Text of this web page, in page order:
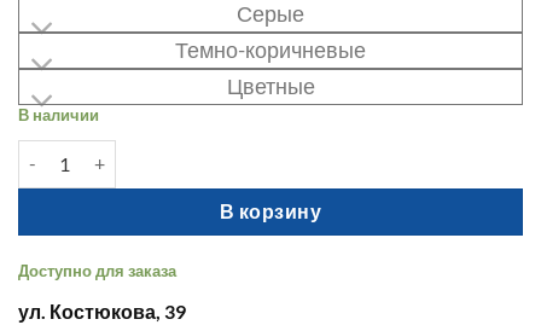
Серые
Темно-коричневые
Цветные
В наличии
В корзину
Доступно для заказа
ул. Костюкова, 39